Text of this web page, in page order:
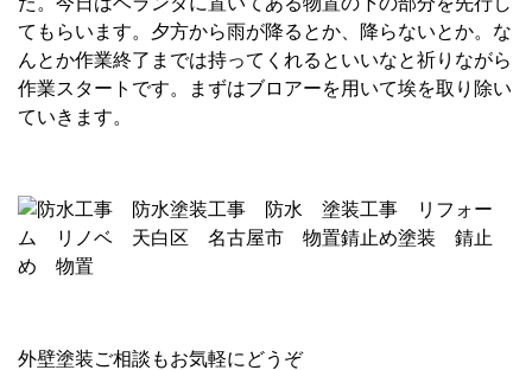
てもらいます。夕方から雨が降るとか、降らないとか。な
んとか作業終了までは持ってくれるといいなと祈りながら
作業スタートです。まずはブロアーを用いて埃を取り除い
ていきます。
外壁塗装ご相談もお気軽にどうぞ